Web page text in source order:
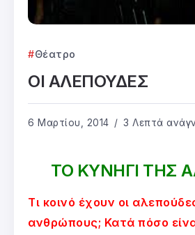
Θέατρο
ΟΙ ΑΛΕΠΟΥΔΕΣ
6 Μαρτίου, 2014 3 Λεπτά
ΤΟ ΚΥΝΗΓΙ ΤΗΣ
Τι κοινό έχουν οι
ανθρώπους; Κατά πόσο